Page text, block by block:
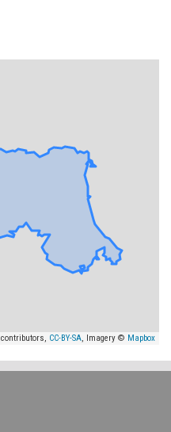
contributors, CC-BY-SA, Imagery © Mapbox